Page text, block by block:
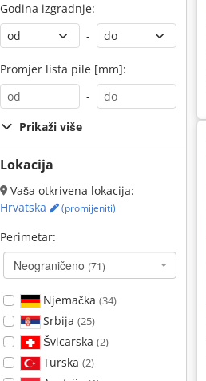
Godina izgradnje:
-
Promjer lista pile [mm]:
-
Prikaži više
Lokacija
Vaša otkrivena lokacija:
Hrvatska
(promijeniti)
Perimetar:
Neograničeno (71)
Njemačka (34)
Srbija (25)
Švicarska (2)
Turska (2)